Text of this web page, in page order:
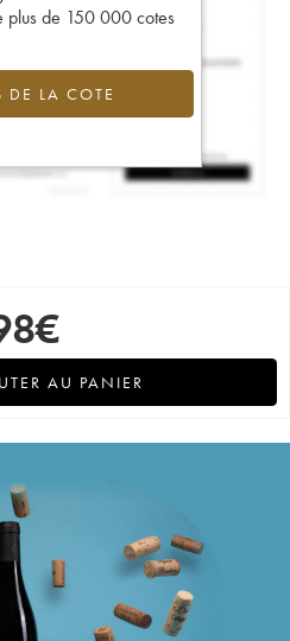
plus de 150 000 cotes
DE LA COTE
€
AU PANIER